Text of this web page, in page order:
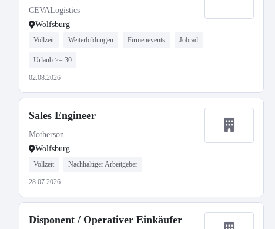
CEVALogistics
Wolfsburg
Vollzeit Weiterbildungen Firmenevents Jobrad
Urlaub >= 30
02.08.2026
Sales Engineer
Motherson
Wolfsburg
Vollzeit Nachhaltiger Arbeitgeber
28.07.2026
Disponent / Operativer Einkäufer